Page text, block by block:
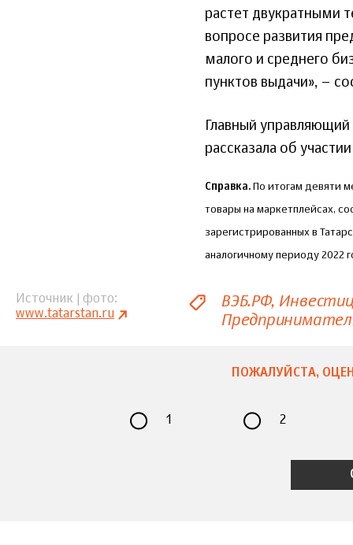
растет двукратными
вопросе развития
малого и среднего
пунктов выдачи», –
Главный
рассказала об
Справка. По итогам девяти
товары на маркетплейсах,
зарегистрированных в
аналогичному периоду 2022
Источник | фото
www.tatarstan.ru
ВЭБ.РФ
ПОЖАЛУЙСТА,
1 2